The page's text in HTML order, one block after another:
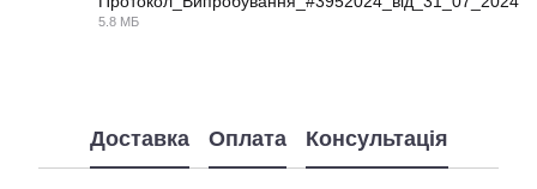
5.8 МБ
Доставка Оплата Консультація